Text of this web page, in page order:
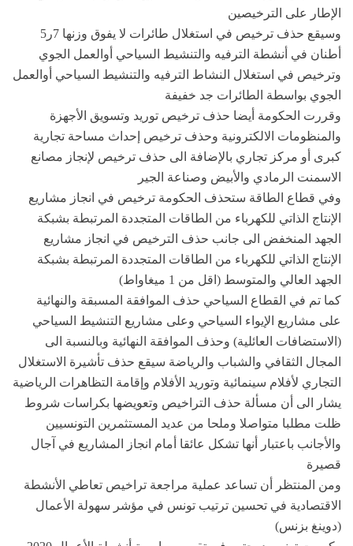
الإطار على الترخيصين
وسيقع حذف ترخيص في استغلال طائرات لا يفوق وزنها 7ر5
أطنان في أنشطة الترفيه والتنشيط السياحي أوالعمل الجوي
وترخيص في استغلال النشاط الترفيه والتنشيط السياحي أوالعمل
الجوي بواسطة الطائرات جد خفيفة
وقررت الحكومة أيضا حذف ترخيص توريد وتسويق الأجهزة
والمنظومات الالكترونية وحذف ترخيص إحداث مساحة تجارية
كبرى أو مركز تجاري بالإضافة الى حذف ترخيص لإنجاز مصانع
الاسمنت الرمادي والأبيض وصناعة الجير
وفي قطاع الطاقة ستحذف الحكومة ترخيص في انجاز مشاريع
الإنتاج الذاتي للكهرباء من الطاقات المتجددة المرتبطة بشبكة
الجهد المنخفض الى جانب حذف الترخيص في انجاز مشاريع
الإنتاج الذاتي للكهرباء من الطاقات المتجددة المرتبطة بشبكة
الجهد العالي والمتوسط (اقل من 1 ميغاواط)
كما تم في القطاع السياحي حذف الموافقة المسبقة والنهائية
على مشاريع الإيواء السياحي وعلى مشاريع التنشيط السياحي
(الاستضافات العائلية) وحذف الموافقة النهائية وبالنسبة الى
المجال الثقافي والشباب والرياضة سيقع حذف تأشيرة الاستغلال
التجاري لأفلام سينمائية وتوريد الأفلام وإقامة التظاهرات الرياضية
يشار الى أن مسألة حذف التراخيص وتعويضها بكراسات شروط
ظلت مطلبا متواصلا وملحا من عديد المستثمرين التونسيين
والأجانب باعتبار أنها تشكل عائقا أمام انجاز المشاريع في آجال
قصيرة
ومن المنتظر أن تساعد عملية مراجعة تراخيص تعاطي الأنشطة
الاقتصادية في تحسين ترتيب تونس في مؤشر سهولة الأعمال
(دوينغ بزنس)